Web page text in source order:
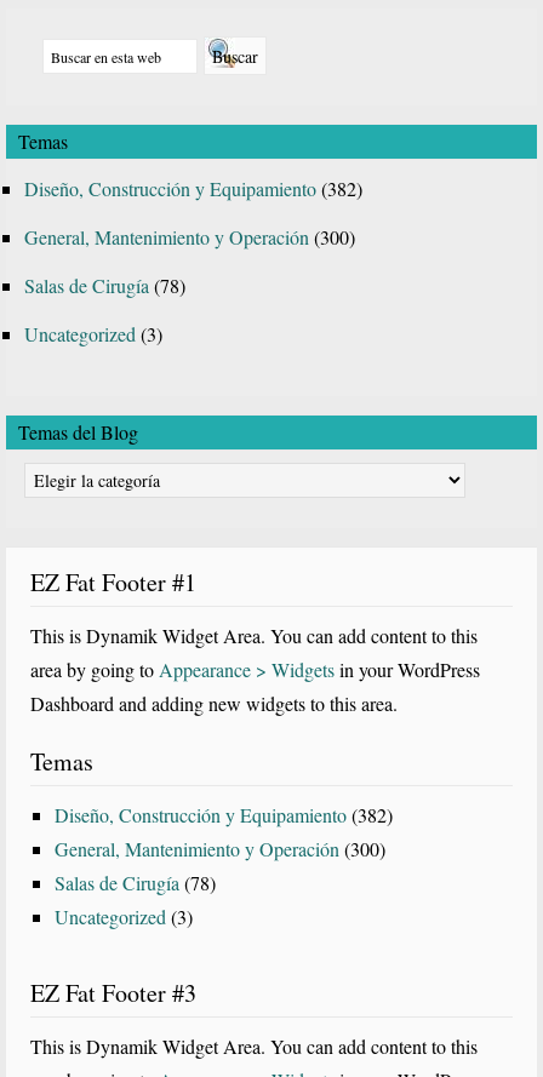
lateral
web
Temas
Diseño, Construcción y Equipamiento(382)
General, Mantenimiento y Operación (300)
Salas de Cirugía (78)
Uncategorized (3)
Temas del Blog
Temas
del
EZ Fat Footer #1
This is Dynamik Widget Area. You can add content to this
area by going to Appearance > Widgetsin your WordPress
Dashboard and adding new widgets to this area.
Temas
Diseño, Construcción y Equipamiento(382)
General, Mantenimiento y Operación (300)
Salas de Cirugía (78)
Uncategorized (3)
EZ Fat Footer #3
This is Dynamik Widget Area. You can add content to this